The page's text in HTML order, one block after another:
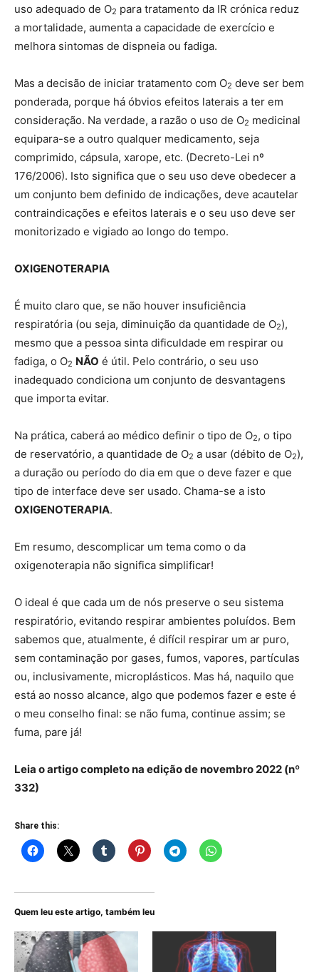
uso adequado de O2 para tratamento da IR crónica reduz
a mortalidade, aumenta a capacidade de exercício e
melhora sintomas de dispneia ou fadiga.
Mas a decisão de iniciar tratamento com O2 deve ser bem
ponderada, porque há óbvios efeitos laterais a ter em
consideração. Na verdade, a razão o uso de O2 medicinal
equipara-se a outro qualquer medicamento, seja
comprimido, cápsula, xarope, etc. (Decreto-Lei nº
176/2006). Isto significa que o seu uso deve obedecer a
um conjunto bem definido de indicações, deve acautelar
contraindicações e efeitos laterais e o seu uso deve ser
monitorizado e vigiado ao longo do tempo.
OXIGENOTERAPIA
É muito claro que, se não houver insuficiência
respiratória (ou seja, diminuição da quantidade de O2),
mesmo que a pessoa sinta dificuldade em respirar ou
fadiga, o O2 NÃO é útil. Pelo contrário, o seu uso
inadequado condiciona um conjunto de desvantagens
que importa evitar.
Na prática, caberá ao médico definir o tipo de O2, o tipo
de reservatório, a quantidade de O2 a usar (débito de O2),
a duração ou período do dia em que o deve fazer e que
tipo de interface deve ser usado. Chama-se a isto
OXIGENOTERAPIA.
Em resumo, descomplicar um tema como o da
oxigenoterapia não significa simplificar!
O ideal é que cada um de nós preserve o seu sistema
respiratório, evitando respirar ambientes poluídos. Bem
sabemos que, atualmente, é difícil respirar um ar puro,
sem contaminação por gases, fumos, vapores, partículas
ou, inclusivamente, microplásticos. Mas há, naquilo que
está ao nosso alcance, algo que podemos fazer e este é
o meu conselho final: se não fuma, continue assim; se
fuma, pare já!
Leia o artigocompletona edição de novembro 2022 (nº
332)
Share this:
Quem leu este artigo, também leu